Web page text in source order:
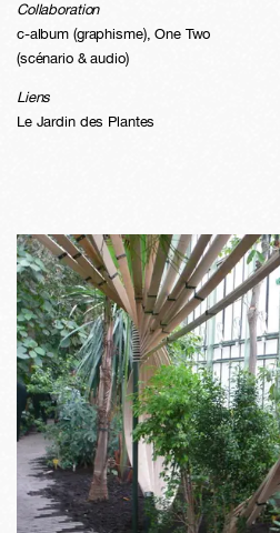
Collaboration
c-album (graphisme), One Two
(scénario & audio)
Liens
Le Jardin des Plantes